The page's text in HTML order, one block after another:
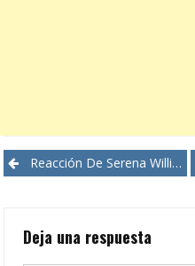
PostReacción De Serena Williams En US Open Divide Al Tenis
Deja una respuesta